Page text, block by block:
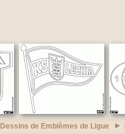
Dessins de Emblèmes de Ligue